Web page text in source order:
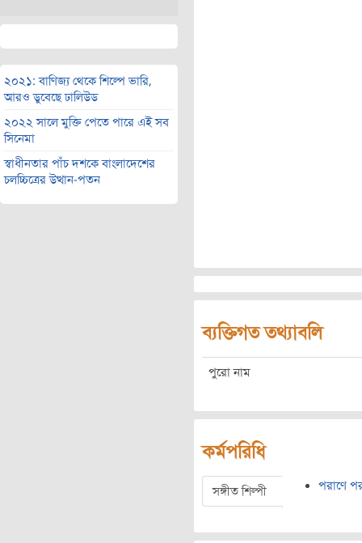
২০২১: বাণিজ্য থেকে শিল্পে ভারি,
আরও ডুবেছে ঢালিউড
২০২২ সালে মুক্তি পেতে পারে এই সব
সিনেমা
স্বাধীনতার পাঁচ দশকে বাংলাদেশের
চলচ্চিত্রের উত্থান-পতন
ব্যক্তিগত তথ্যাবলি
পুরো নাম
কর্মপরিধি
সঙ্গীত শিল্পী পরাণে